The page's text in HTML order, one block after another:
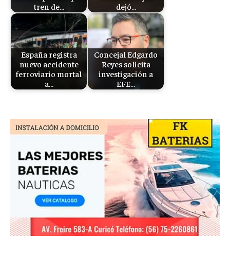
tren de…
dejó…
España registra
nuevo accidente
ferroviario mortal
a…
Concejal Edgardo
Reyes solicita
investigación a
EFE…